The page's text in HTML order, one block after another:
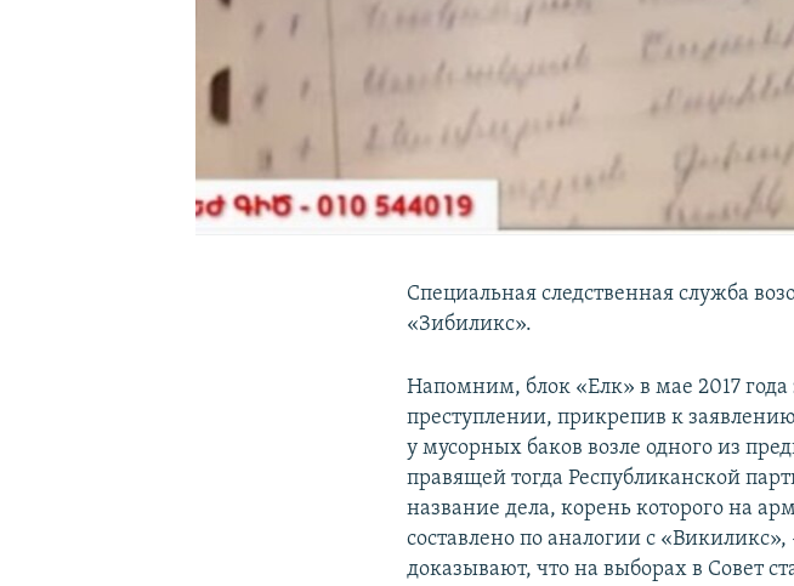
Специальная следственная служба
«Зибиликс».
Напомним, блок «Елк» в мае 2017
преступлении, прикрепив к
у мусорных баков возле одного из
правящей тогда Республиканской
название дела, корень которого на
составлено по аналогии с
доказывают, что на выборах в Совет